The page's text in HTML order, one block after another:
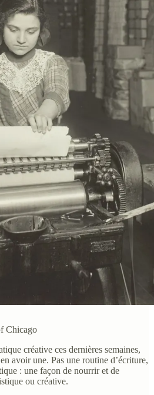
Chicago
créative ces dernières semaines,
avoir une. Pas une routine d’écriture,
: une façon de nourrir et de
ou créative.